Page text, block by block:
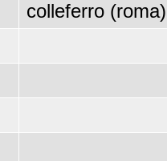
colleferro (roma)